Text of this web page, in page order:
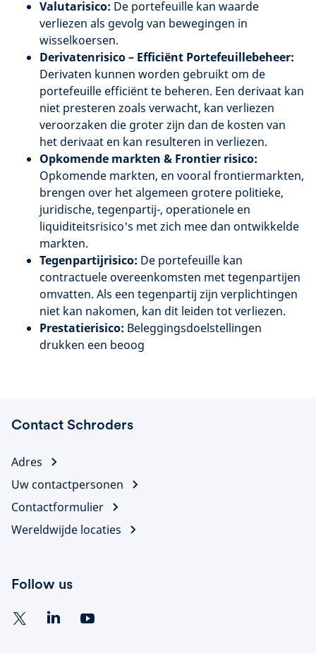
Valutarisico: De portefeuille kan waarde
verliezen als gevolg van bewegingen in
wisselkoersen.
Derivatenrisico – Efficiënt Portefeuillebeheer:
Derivaten kunnen worden gebruikt om de
portefeuille efficiënt te beheren. Een derivaat kan
niet presteren zoals verwacht, kan verliezen
veroorzaken die groter zijn dan de kosten van
het derivaat en kan resulteren in verliezen.
Opkomende markten & Frontier risico:
Opkomende markten, en vooral frontiermarkten,
brengen over het algemeen grotere politieke,
juridische, tegenpartij-, operationele en
liquiditeitsrisico's met zich mee dan ontwikkelde
markten.
Tegenpartijrisico: De portefeuille kan
contractuele overeenkomsten met tegenpartijen
omvatten. Als een tegenpartij zijn verplichtingen
niet kan nakomen, kan dit leiden tot verliezen.
Prestatierisico: Beleggingsdoelstellingen
drukken een beoog
Contact Schroders
Adres
Uw contactpersonen
Contactformulier
Wereldwijde locaties
Follow us